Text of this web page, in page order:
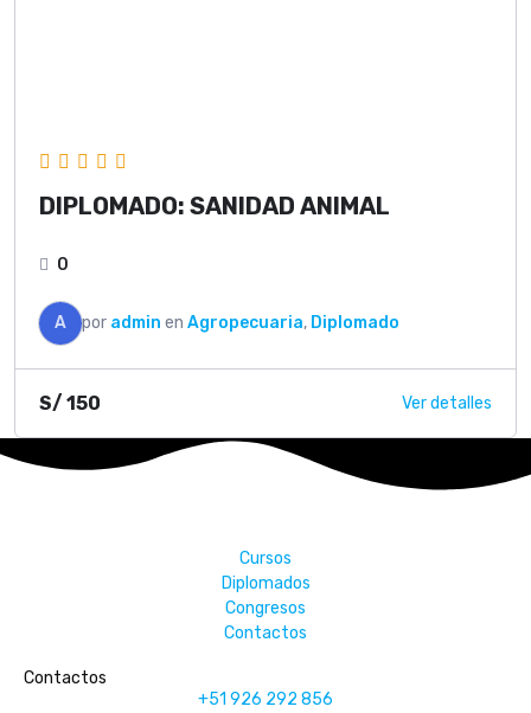
DIPLOMADO: SANIDAD ANIMAL
0
A por admin en Agropecuaria, Diplomado
S/ 150 Ver detalles
Cursos
Diplomados
Congresos
Contactos
Contactos
+51 926 292 856